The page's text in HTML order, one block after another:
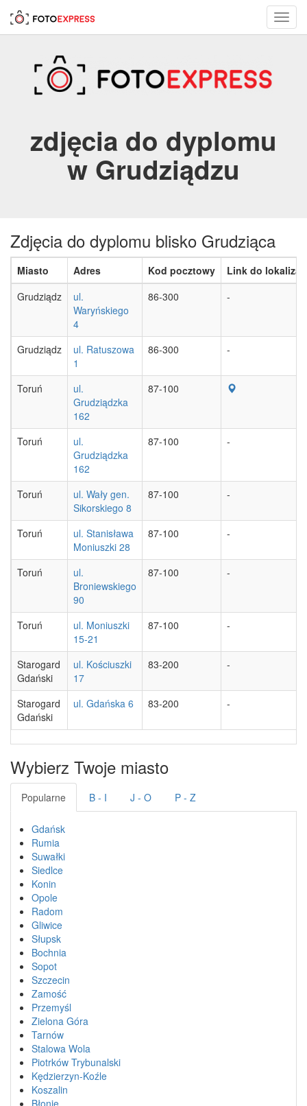
zdjęcia do dyplomu
w Grudziądzu
Zdjęcia do dyplomu blisko Grudziąca
Miasto Adres Kod pocztowy
Link do
Grudziądz
ul.
Waryńskiego
4
86-300 -
Grudziądz
ul. Ratuszowa
1
86-300 -
Toruń
ul.
Grudziądzka
162
87-100
Toruń
ul.
Grudziądzka
162
87-100 -
Toruń
ul. Wały gen.
Sikorskiego 8
87-100 -
Toruń
ul. Stanisława
Moniuszki 28
87-100 -
Toruń
ul.
Broniewskiego
90
87-100 -
Toruń
ul. Moniuszki
15-21
87-100 -
Starogard
Gdański
ul. Kościuszki
17
83-200 -
Starogard
Gdański
ul. Gdańska 6 83-200 -
Wybierz Twoje miasto
Popularne B - I J - O P - Z
Gdańsk
Rumia
Suwałki
Siedlce
Konin
Opole
Radom
Gliwice
Słupsk
Bochnia
Sopot
Szczecin
Zamość
Przemyśl
Zielona Góra
Tarnów
Stalowa Wola
Piotrków Trybunalski
Kędzierzyn-Koźle
Koszalin
Błonie